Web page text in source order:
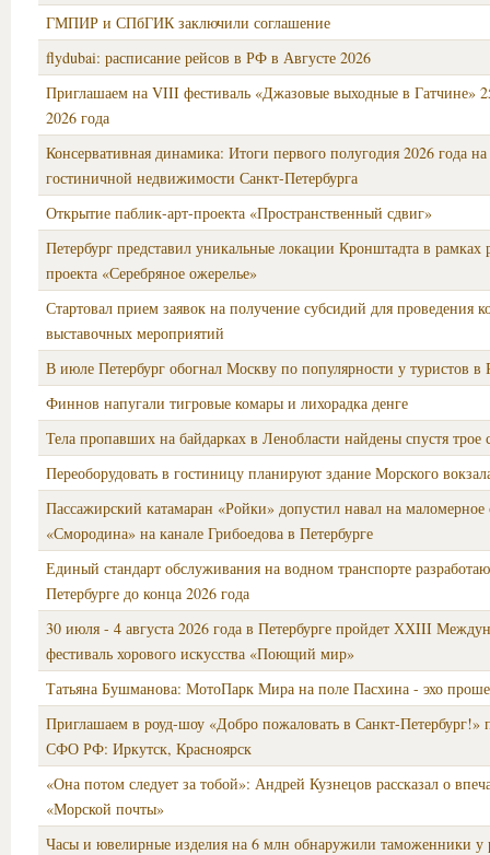
ГМПИР и СПбГИК заключили соглашение
flydubai: расписание рейсов в РФ в Августе 2026
Приглашаем на VIII фестиваль «Джазовые выходные в Гатчине»
2026 года
Консервативная динамика: Итоги первого полугодия 2026 года
гостиничной недвижимости Санкт-Петербурга
Открытие паблик-арт-проекта «Пространственный сдвиг»
Петербург представил уникальные локации Кронштадта в рамках
проекта «Серебряное ожерелье»
Стартовал прием заявок на получение субсидий для проведения
выставочных мероприятий
В июле Петербург обогнал Москву по популярности у туристов в
Финнов напугали тигровые комары и лихорадка денге
Тела пропавших на байдарках в Ленобласти найдены спустя трое
Переоборудовать в гостиницу планируют здание Морского
Пассажирский катамаран «Ройки» допустил навал на маломерное
«Смородина» на канале Грибоедова в Петербурге
Единый стандарт обслуживания на водном транспорте
Петербурге до конца 2026 года
30 июля - 4 августа 2026 года в Петербурге пройдет ХХIII
фестиваль хорового искусства «Поющий мир»
Татьяна Бушманова: МотоПарк Мира на поле Пасхина - эхо
Приглашаем в роуд-шоу «Добро пожаловать в Санкт-Петербург!»
СФО РФ: Иркутск, Красноярск
«Она потом следует за тобой»: Андрей Кузнецов рассказал о
«Морской почты»
Часы и ювелирные изделия на 6 млн обнаружили таможенники у